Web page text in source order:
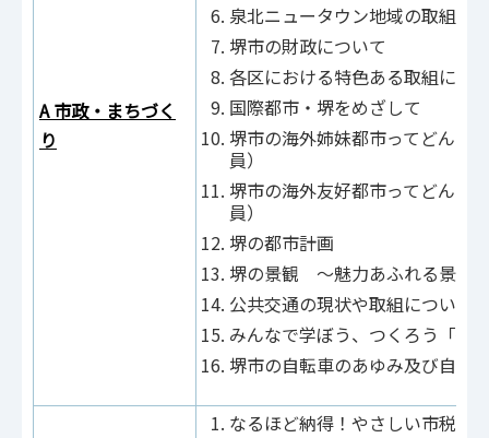
A 市政・まちづく
り
泉北ニュータウン地域の取組に
堺市の財政について
各区における特色ある取組につ
国際都市・堺をめざして
堺市の海外姉妹都市ってどんな
員）
堺市の海外友好都市ってどんな
員）
堺の都市計画
堺の景観 ～魅力あふれる景観
公共交通の現状や取組について
みんなで学ぼう、つくろう「街
堺市の自転車のあゆみ及び自転
なるほど納得！やさしい市税講